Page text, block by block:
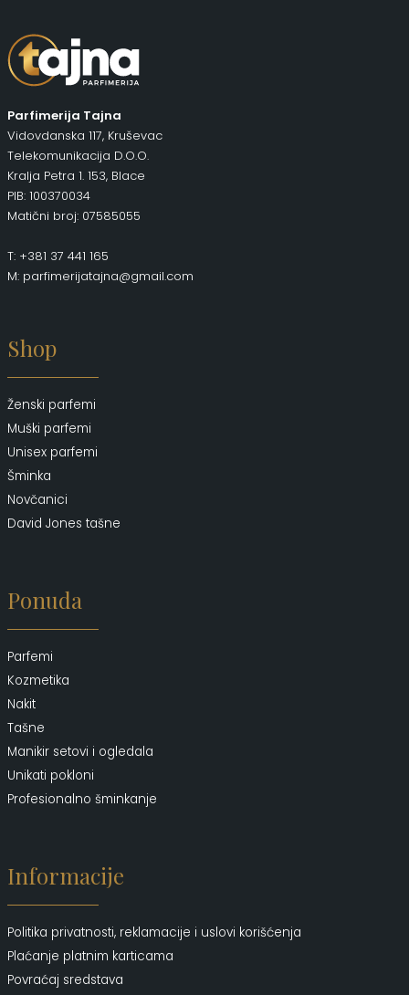
Parfimerija Tajna
Vidovdanska 117, Kruševac
Telekomunikacija D.O.O.
Kralja Petra 1. 153, Blace
PIB: 100370034
Matični broj: 07585055
T: +381 37 441 165
M: parfimerijatajna@gmail.com
Shop
Ženski parfemi
Muški parfemi
Unisex parfemi
Šminka
Novčanici
David Jones tašne
Ponuda
Parfemi
Kozmetika
Nakit
Tašne
Manikir setovi i ogledala
Unikati pokloni
Profesionalno šminkanje
Informacije
Politika privatnosti, reklamacije i uslovi korišćenja
Plaćanje platnim karticama
Povraćaj sredstava